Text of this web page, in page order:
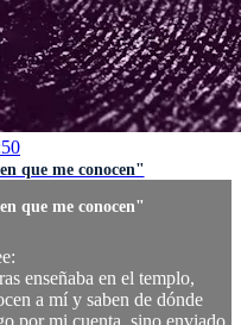
que me conocen"
que me conocen"
enseñaba en el templo,
a mí y saben de dónde